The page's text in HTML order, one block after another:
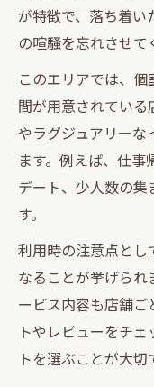
が特徴で、落ち着
の喧騒を忘れさせて
このエリアでは、
間が用意されてい
やラグジュアリーな
ます。例えば、仕
デート、少人数の
す。
利用時の注意点とし
なることが挙げら
ービス内容も店舗
トやレビューをチ
トを選ぶことが大切